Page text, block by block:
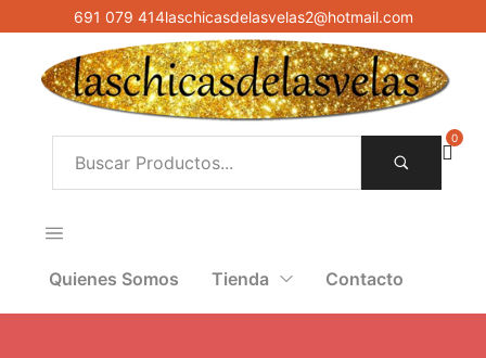
691 079 414laschicasdelasvelas2@hotmail.com
Quienes Somos Tienda Contacto
0